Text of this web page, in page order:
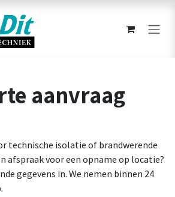
aanvraag
technische isolatie of brandwerende
afspraak voor een opname op locatie?
gegevens in. We nemen binnen 24